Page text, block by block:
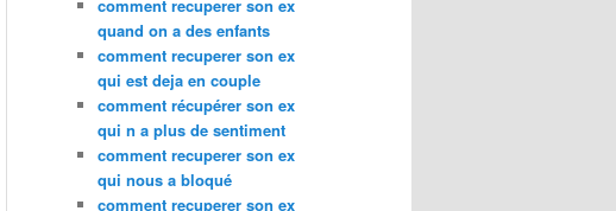
comment recuperer son ex
quand on a des enfants
comment recuperer son ex
qui est deja en couple
comment récupérer son ex
qui n a plus de sentiment
comment recuperer son ex
qui nous a bloqué
comment recuperer son ex